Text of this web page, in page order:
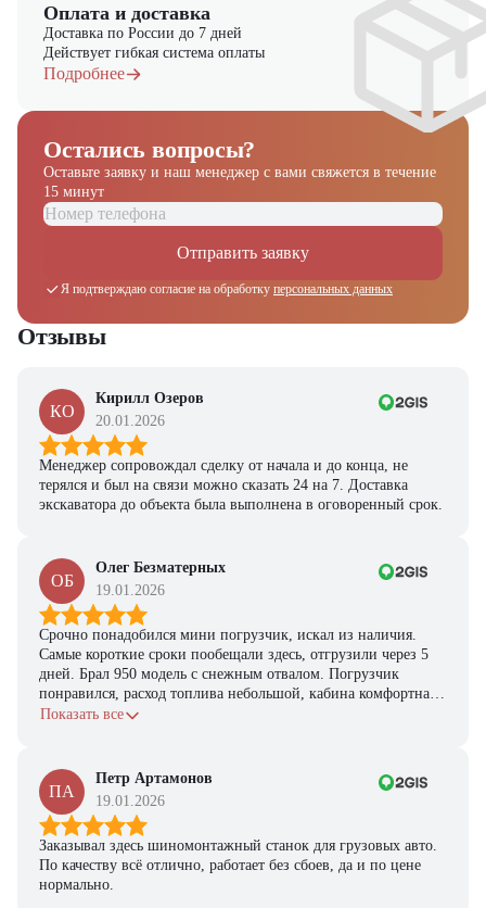
Оплата и доставка
Доставка по России до 7 дней
Действует гибкая система оплаты
Подробнее
Остались вопросы?
Оставьте заявку и наш менеджер с вами свяжется в течение
15 минут
Отправить заявку
Я подтверждаю согласие на обработку персональных данных
Отзывы
КО
Кирилл Озеров
20.01.2026
Менеджер сопровождал сделку от начала и до конца, не
терялся и был на связи можно сказать 24 на 7. Доставка
экскаватора до объекта была выполнена в оговоренный срок.
ОБ
Олег Безматерных
19.01.2026
Срочно понадобился мини погрузчик, искал из наличия.
Самые короткие сроки пообещали здесь, отгрузили через 5
дней. Брал 950 модель с снежным отвалом. Погрузчик
понравился, расход топлива небольшой, кабина комфортная,
с задачами справляется.
Показать все
ПА
Петр Артамонов
19.01.2026
Заказывал здесь шиномонтажный станок для грузовых авто.
По качеству всё отлично, работает без сбоев, да и по цене
нормально.